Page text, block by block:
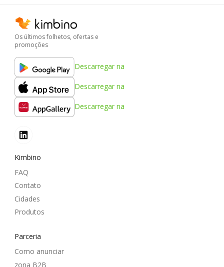
Os últimos folhetos, ofertas e
promoções
Descarregar na
Descarregar na
Descarregar na
Kimbino
FAQ
Contato
Cidades
Produtos
Parceria
Como anunciar
zona B2B